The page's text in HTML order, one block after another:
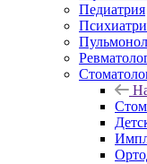
Педиатрия